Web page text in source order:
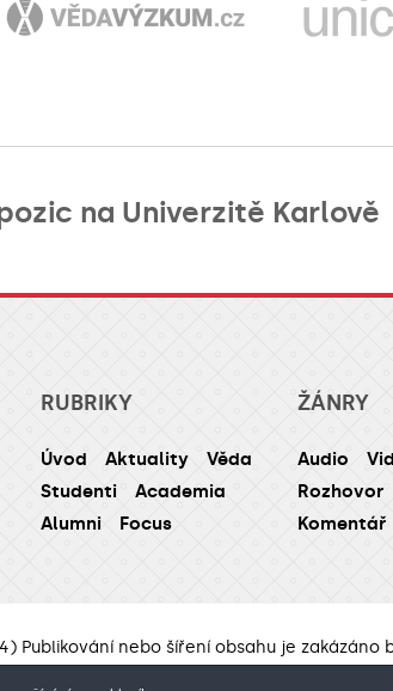
na Univerzitě Karlově
RUBRIKY
Úvod Aktuality
Věda
Studenti
Academia
Alumni
Focus
ŽÁNRY
Audio
Rozhovor
Komentář
Publikování nebo šíření obsahu je